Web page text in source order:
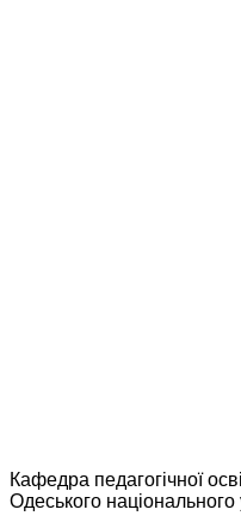
Кафедра педагогічної
Одеського національного